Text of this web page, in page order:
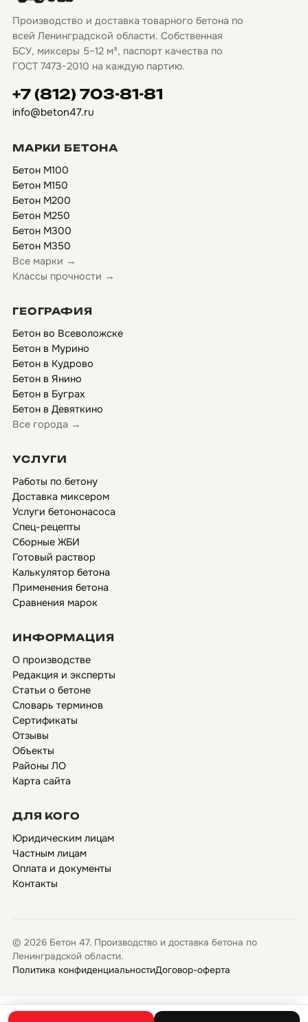
Производство и доставка товарного бетона по
всей Ленинградской области. Собственная
БСУ, миксеры 5–12 м³, паспорт качества по
ГОСТ 7473-2010 на каждую партию.
+7 (812) 703-81-81
info@beton47.ru
МАРКИ БЕТОНА
Бетон М100
Бетон М150
Бетон М200
Бетон М250
Бетон М300
Бетон М350
Все марки →
Классы прочности →
ГЕОГРАФИЯ
Бетон во Всеволожске
Бетон в Мурино
Бетон в Кудрово
Бетон в Янино
Бетон в Буграх
Бетон в Девяткино
Все города →
УСЛУГИ
Работы по бетону
Доставка миксером
Услуги бетононасоса
Спец-рецепты
Сборные ЖБИ
Готовый раствор
Калькулятор бетона
Применения бетона
Сравнения марок
ИНФОРМАЦИЯ
О производстве
Редакция и эксперты
Статьи о бетоне
Словарь терминов
Сертификаты
Отзывы
Объекты
Районы ЛО
Карта сайта
ДЛЯ КОГО
Юридическим лицам
Частным лицам
Оплата и документы
Контакты
© 2026 Бетон 47. Производство и доставка бетона по
Ленинградской области.
Политика конфиденциальностиДоговор-оферта